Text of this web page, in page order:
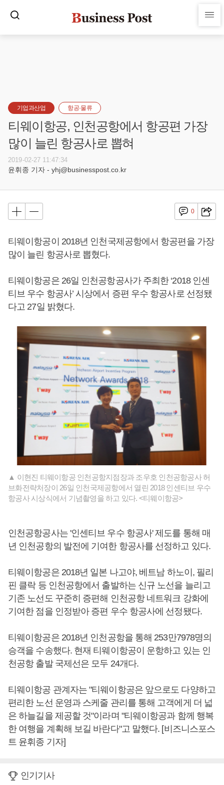
기업과산업 항공·물류
티웨이항공, 인천공항에서 항공편 가장
많이 늘린 항공사로 뽑혀
2019-02-27 11:47:34
윤휘종 기자 - yhj@businesspost.co.kr
0
티웨이항공이 2018년 인천국제공항에서 항공편을 가장
많이 늘린 항공사로 뽑혔다.
티웨이항공은 26일 인천공항공사가 주최한 ‘2018 인센
티브 우수 항공사’ 시상에서 증편 우수 항공사로 선정됐
다고 27일 밝혔다.
▲ 이현진 티웨이항공 인천공항지점장과 조우호 인천공항공사 허
브화전략처장이 26일 인천국제공항에서 열린 2018 인센티브 우수
항공사 시상식에서 기념촬영을 하고 있다. <티웨이항공>
인천공항공사는 '인센티브 우수 항공사' 제도를 통해 매
년 인천공항의 발전에 기여한 항공사를 선정하고 있다.
티웨이항공은 2018년 일본 나고야, 베트남 하노이, 필리
핀 클락 등 인천공항에서 출발하는 신규 노선을 늘리고
기존 노선도 꾸준히 증편해 인천공항 네트워크 강화에
기여한 점을 인정받아 증편 우수 항공사에 선정됐다.
티웨이항공은 2018년 인천공항을 통해 253만7978명의
승객을 수송했다. 현재 티웨이항공이 운항하고 있는 인
천공항 출발 국제선은 모두 24개다.
티웨이항공 관계자는 "티웨이항공은 앞으로도 다양하고
편리한 노선 운영과 스케줄 관리를 통해 고객에게 더 넓
은 하늘길을 제공할 것"이라며 "티웨이항공과 함께 행복
한 여행을 계획해 보길 바란다"고 말했다. [비즈니스포스
트 윤휘종 기자]
인기기사